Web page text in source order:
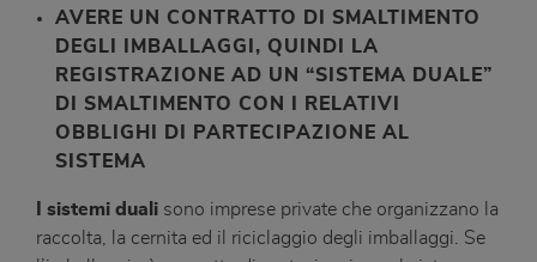
AVERE UN CONTRATTO DI SMALTIMENTO
DEGLI IMBALLAGGI, QUINDI LA
REGISTRAZIONE AD UN “SISTEMA DUALE”
DI SMALTIMENTO CON I RELATIVI
OBBLIGHI DI PARTECIPAZIONE AL
SISTEMA
I sistemi duali sono imprese private che organizzano la
raccolta, la cernita ed il riciclaggio degli imballaggi. Se